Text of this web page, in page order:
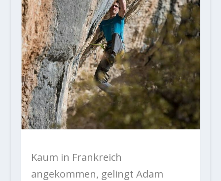
Kaum in Frankreich
angekommen, gelingt Adam